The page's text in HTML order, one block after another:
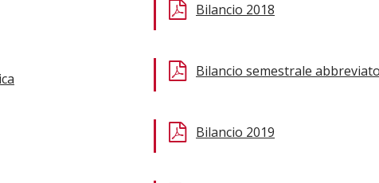
Bilancio 2018
Bilancio semestrale
Bilancio 2019